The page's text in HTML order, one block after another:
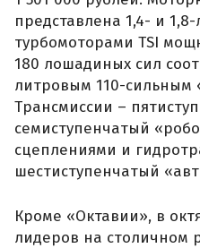
представлена 1,4- и
турбомоторами TSI
180 лошадиных сил
литровым 110-сильным
Трансмиссии –
семиступенчатый
сцеплениями и
шестиступенчатый
Кроме «Октавии», в
лидеров на столичном